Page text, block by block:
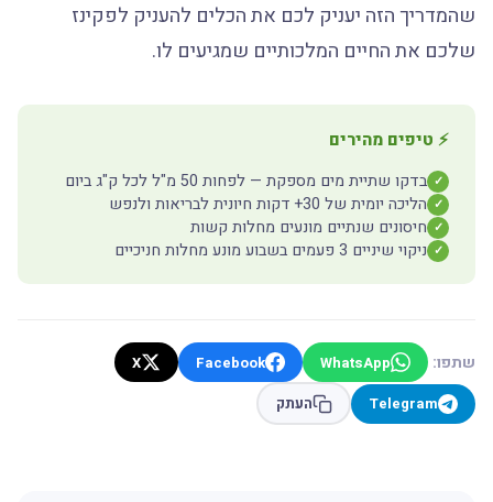
שהמדריך הזה יעניק לכם את הכלים להעניק לפקינז
שלכם את החיים המלכותיים שמגיעים לו.
⚡ טיפים מהירים
✓ בדקו שתיית מים מספקת — לפחות 50 מ"ל לכל ק"ג ביום
✓ הליכה יומית של 30+ דקות חיונית לבריאות ולנפש
✓ חיסונים שנתיים מונעים מחלות קשות
✓ ניקוי שיניים 3 פעמים בשבוע מונע מחלות חניכיים
שתפו: WhatsApp
Facebook
X
Telegram
העתק